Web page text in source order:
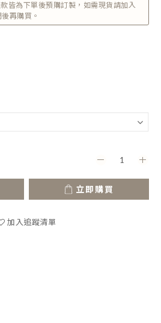
皆為下單後預購訂製，如需現貨請加入
再購買。
立即購買
加入追蹤清單